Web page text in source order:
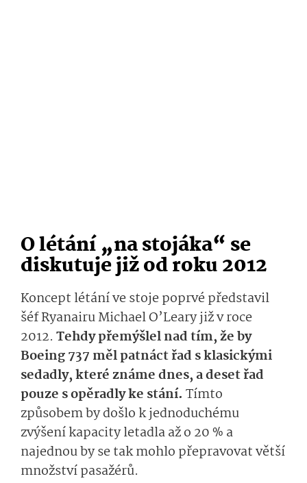
O létání „na stojáka“ se
diskutuje již od roku 2012
Koncept létání ve stoje poprvé představil
šéf Ryanairu Michael O’Leary již v roce
2012. Tehdy přemýšlel nad tím, že by
Boeing 737 měl patnáct řad s klasickými
sedadly, které známe dnes, a deset řad
pouze s opěradly ke stání. Tímto
způsobem by došlo k jednoduchému
zvýšení kapacity letadla až o 20 % a
najednou by se tak mohlo přepravovat větší
množství pasažérů.